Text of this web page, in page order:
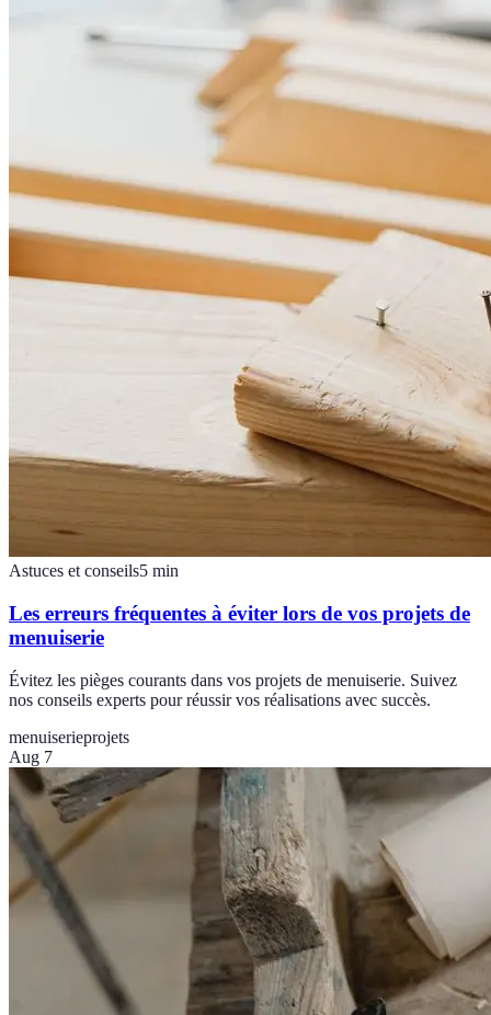
Astuces et conseils5 min
Les erreurs fréquentes à éviter lors de vos projets de
menuiserie
Évitez les pièges courants dans vos projets de menuiserie. Suivez
nos conseils experts pour réussir vos réalisations avec succès.
menuiserieprojets
Aug 7